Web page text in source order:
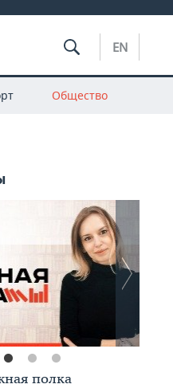
EN
Общество
полка